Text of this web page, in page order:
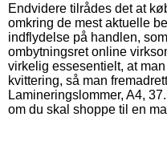
Endvidere tilrådes det at
omkring de mest aktuelle
indflydelse på handlen,
ombytningsret online
virkelig essesentielt, at
kvittering, så man
Lamineringslommer, A4,
om du skal shoppe til en